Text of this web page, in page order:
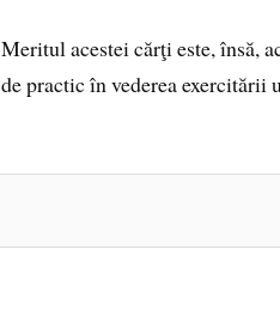
Meritul acestei cărţi este, însă,
de practic în vederea exercitării